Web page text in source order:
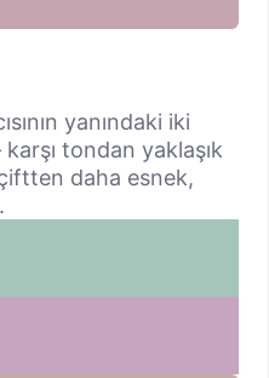
yanındaki iki
tondan yaklaşık
daha esnek,